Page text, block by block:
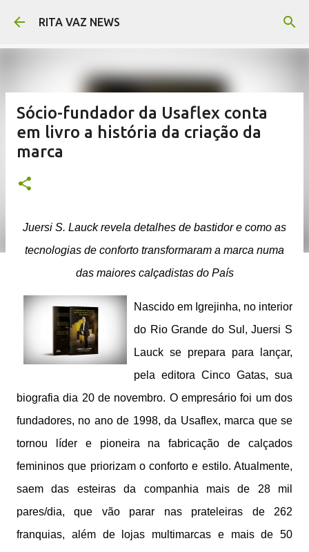
Pular para o conteúdo principal
RITA VAZ NEWS
Sócio-fundador da Usaflex conta
em livro a história da criação da
marca
Juersi S. Lauck revela detalhes de bastidor e como as
tecnologias de conforto transformaram a marca numa
das maiores calçadistas do País
Nascido em Igrejinha, no interior
do Rio Grande do Sul, Juersi S
Lauck se prepara para lançar,
pela editora Cinco Gatas, sua
biografia dia 20 de novembro. O empresário foi um dos
fundadores, no ano de 1998, da Usaflex, marca que se
tornou líder e pioneira na fabricação de calçados
femininos que priorizam o conforto e estilo. Atualmente,
saem das esteiras da companhia mais de 28 mil
pares/dia, que vão parar nas prateleiras de 262
franquias, além de lojas multimarcas e mais de 50